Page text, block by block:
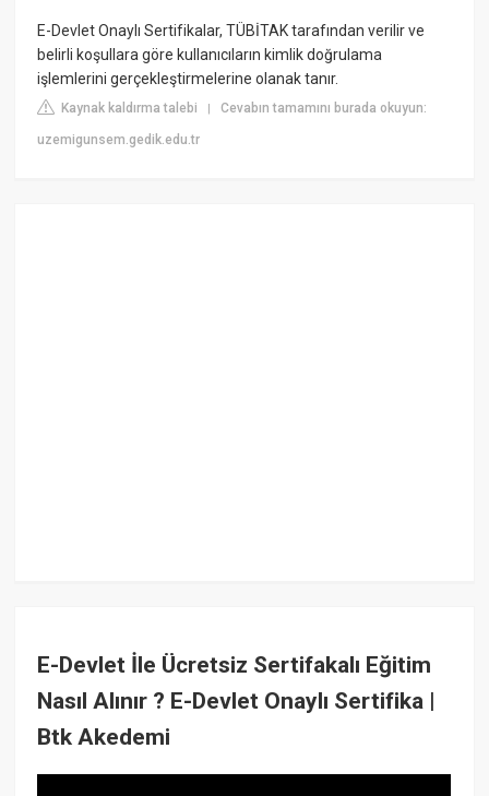
E-Devlet Onaylı Sertifikalar, TÜBİTAK tarafından verilir ve
belirli koşullara göre kullanıcıların kimlik doğrulama
işlemlerini gerçekleştirmelerine olanak tanır.
Kaynak kaldırma talebi |Cevabın tamamını burada okuyun:
uzemigunsem.gedik.edu.tr
E-Devlet İle Ücretsiz Sertifakalı Eğitim
Nasıl Alınır ? E-Devlet Onaylı Sertifika |
Btk Akedemi